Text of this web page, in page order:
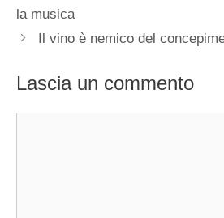
la musica
Il vino è nemico del
Lascia un commento